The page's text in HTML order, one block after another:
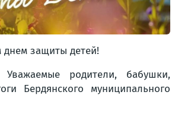
защиты детей!
Уважаемые родители, бабушки,
Бердянского муниципального